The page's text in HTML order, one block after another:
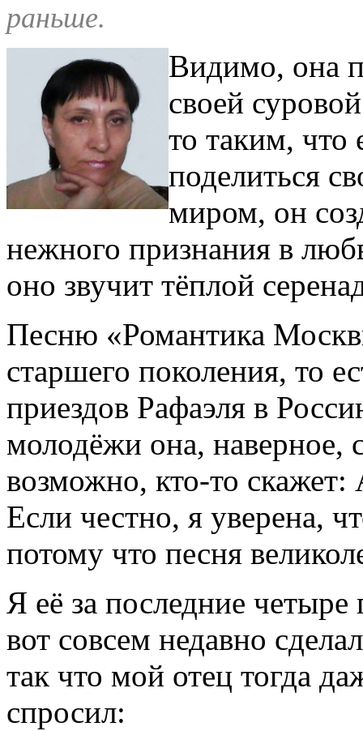
раньше.
Видимо, она
своей
то таким, что
поделиться
миром, он
нежного признания в
оно звучит тёплой
Песню «Романтика
старшего поколения, то
приездов Рафаэля в
молодёжи она, наверное,
возможно, кто-то скажет:
Если честно, я уверена,
потому что песня
Я её за последние
вот совсем недавно
так что мой отец тогда
спросил: